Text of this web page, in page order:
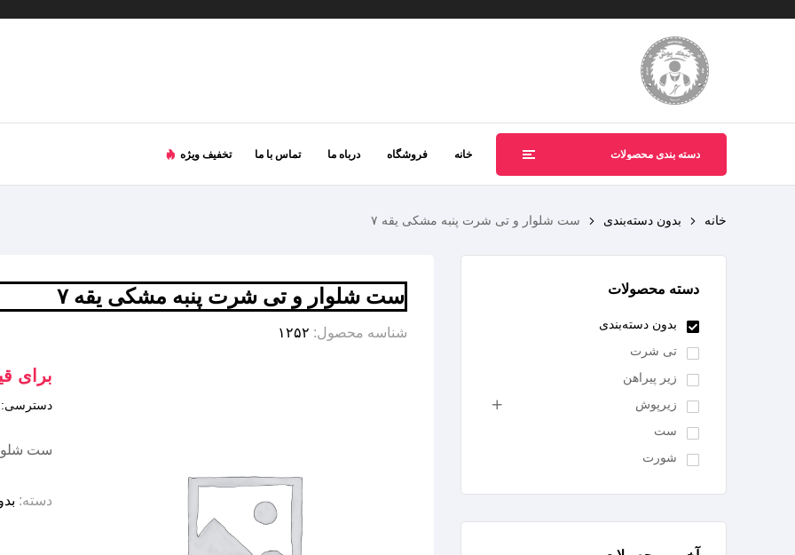
دسته بندی محصولات خانه فروشگاه درباه ما تماس با ما تخفیف ویژه
خانه بدون دسته‌بندی ست شلوار و تی شرت پنبه مشکی یقه ۷
ست شلوار و تی شرت پنبه مشکی یقه ۷
شناسه محصول: ۱۲۵۲
برای
دسترسی:
ست
دسته:
دسته محصولات
بدون دسته‌بندی
تی شرت
زیر پیراهن
زیرپوش
ست
شورت